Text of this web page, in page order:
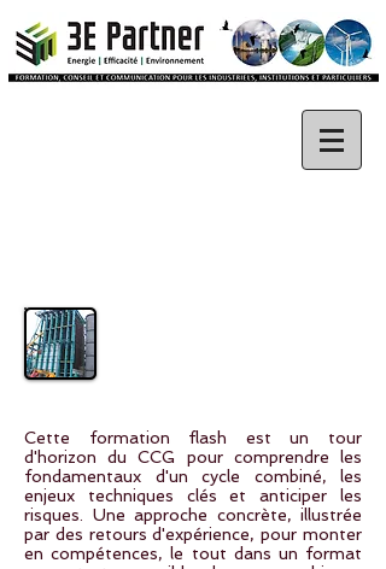
Cette formation flash est un tour
d'horizon du CCG pour comprendre les
fondamentaux d'un cycle combiné, les
enjeux techniques clés et anticiper les
risques. Une approche concrète, illustrée
par des retours d'expérience, pour monter
en compétences, le tout dans un format